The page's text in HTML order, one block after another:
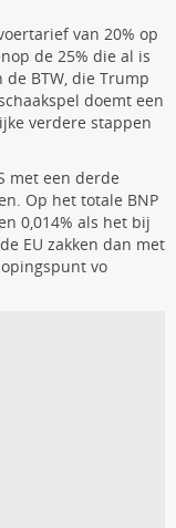
van 20% op
de 25% die al is
BTW, die Trump
doemt een
verdere stappen
met een derde
Op het totale BNP
0,014% als het bij
EU zakken dan met
vo